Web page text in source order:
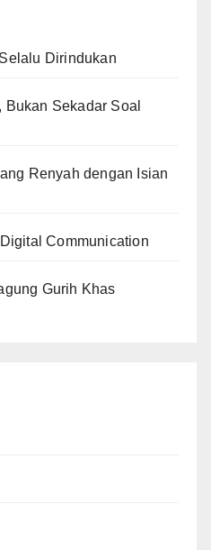
Dirindukan
Sekadar Soal
Renyah dengan Isian
Communication
Gurih Khas